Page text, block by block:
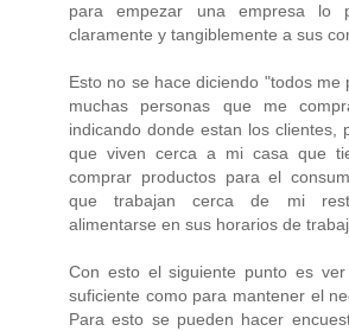
para empezar una empresa lo
claramente y tangiblemente a sus
Esto no se hace diciendo "todos me
muchas personas que me
indicando donde estan los clientes,
que viven cerca a mi casa que
comprar productos para el
que trabajan cerca de mi
alimentarse en sus horarios de
Con esto el siguiente punto es
suficiente como para mantener el
Para esto se pueden hacer